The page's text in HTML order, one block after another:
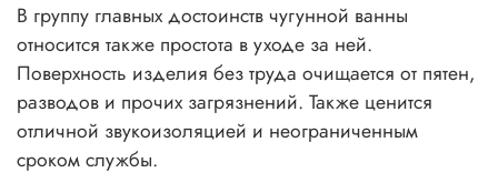
В группу главных достоинств чугунной ванны
относится также простота в уходе за ней.
Поверхность изделия без труда очищается от пятен,
разводов и прочих загрязнений. Также ценится
отличной звукоизоляцией и неограниченным
сроком службы.